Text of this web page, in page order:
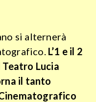
si alternerà
L’1 e il 2
Lucia
il tanto